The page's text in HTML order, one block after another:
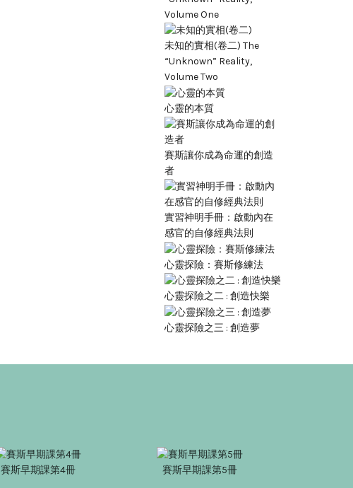
Volume One
未知的實相(卷二) The
“Unknown” Reality,
Volume Two
心靈的本質
賽斯讓你成為命運的創造
者
實習神明手冊：啟動內在
感官的自修經典法則
心靈探險：賽斯修練法
心靈探險之二 : 創造快樂
心靈探險之三 : 創造夢
賽斯早期課第4冊 賽斯早期課第5冊